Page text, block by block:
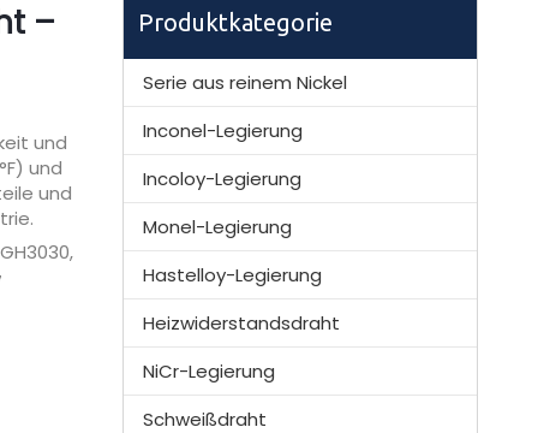
–
und
und
und
Produktkategorie
Serie aus reinem Nickel
Inconel-Legierung
Incoloy-Legierung
Monel-Legierung
Hastelloy-Legierung
Heizwiderstandsdraht
NiCr-Legierung
Schweißdraht